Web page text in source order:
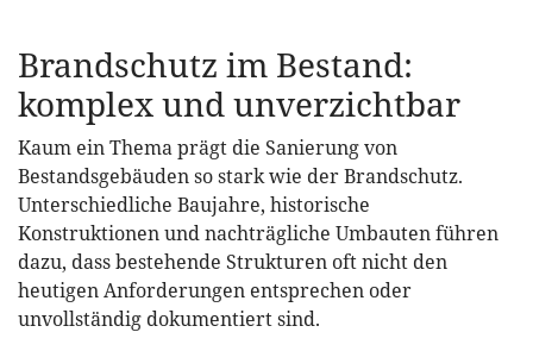
Brandschutz im Bestand:
komplex und unverzichtbar
Kaum ein Thema prägt die Sanierung von
Bestandsgebäuden so stark wie der Brandschutz.
Unterschiedliche Baujahre, historische
Konstruktionen und nachträgliche Umbauten führen
dazu, dass bestehende Strukturen oft nicht den
heutigen Anforderungen entsprechen oder
unvollständig dokumentiert sind.